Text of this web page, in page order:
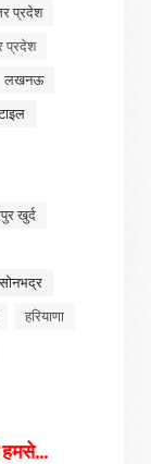
प्रदेश
प्रदेश
लखनऊ
खुर्द
सोनभद्र
हरियाणा